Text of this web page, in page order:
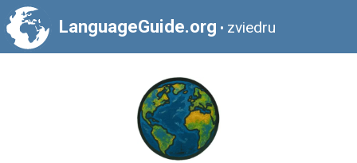
LanguageGuide.org • zviedru